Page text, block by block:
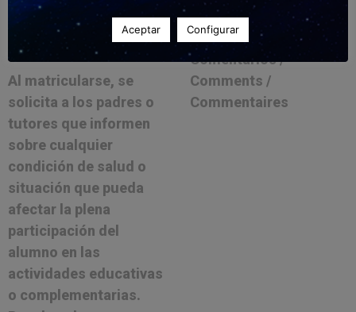
Al matricularse, se
solicita a los padres o
tutores que informen
sobre cualquier
condición de salud o
situación que pueda
afectar la plena
participación del
alumno en las
actividades educativas
o complementarias.
Comentarios /
Comments /
Commentaires
Aceptar Configurar